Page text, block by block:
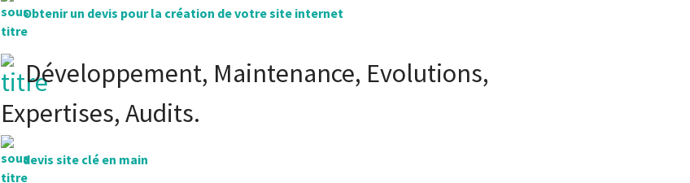
Obtenir un devis pour la création de votre site internet
Développement, Maintenance, Evolutions,
Expertises, Audits.
devis site clé en main